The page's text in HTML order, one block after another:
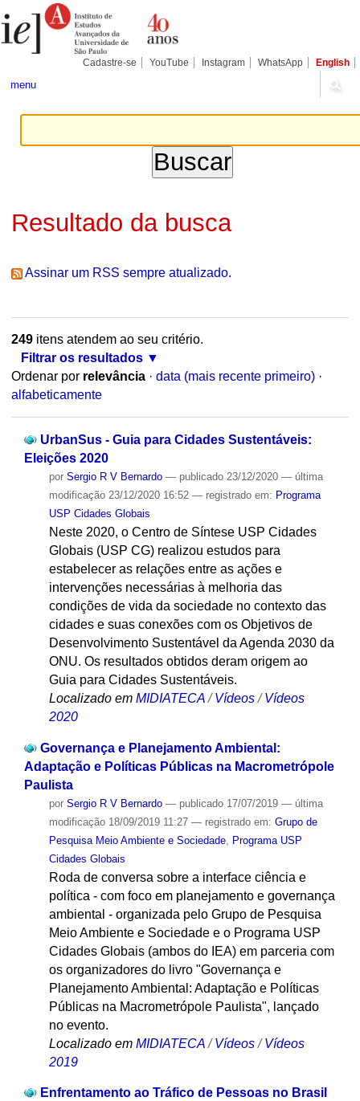
para
conteúdo.
Pessoais
Cadastre-se YouTube Instagram WhatsApp English
menu
Resultado da busca
Assinar um RSS sempre atualizado.
249itens atendem ao seu critério.
Filtrar os resultados
Ordenar por relevância · data (mais recente primeiro) ·
alfabeticamente
UrbanSus - Guia para Cidades Sustentáveis:
Eleições 2020
por Sergio R V Bernardo — publicado23/12/2020 — última
modificação23/12/2020 16:52 — registrado em: Programa
USP Cidades Globais
Neste 2020, o Centro de Síntese USP Cidades
Globais (USP CG) realizou estudos para
estabelecer as relações entre as ações e
intervenções necessárias à melhoria das
condições de vida da sociedade no contexto das
cidades e suas conexões com os Objetivos de
Desenvolvimento Sustentável da Agenda 2030 da
ONU. Os resultados obtidos deram origem ao
Guia para Cidades Sustentáveis.
Localizado em MIDIATECA /Vídeos /Vídeos
2020
Governança e Planejamento Ambiental:
Adaptação e Políticas Públicas na Macrometrópole
Paulista
por Sergio R V Bernardo — publicado17/07/2019 — última
modificação18/09/2019 11:27 — registrado em: Grupo de
Pesquisa Meio Ambiente e Sociedade, Programa USP
Cidades Globais
Roda de conversa sobre a interface ciência e
política - com foco em planejamento e governança
ambiental - organizada pelo Grupo de Pesquisa
Meio Ambiente e Sociedade e o Programa USP
Cidades Globais (ambos do IEA) em parceria com
os organizadores do livro "Governança e
Planejamento Ambiental: Adaptação e Políticas
Públicas na Macrometrópole Paulista", lançado
no evento.
Localizado em MIDIATECA /Vídeos /Vídeos
2019
Enfrentamento ao Tráfico de Pessoas no Brasil